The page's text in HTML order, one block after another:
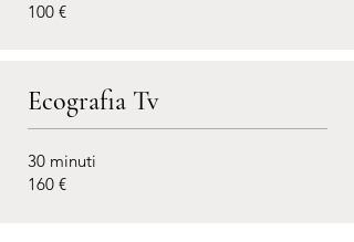
100 €
Ecografia Tv
30 minuti
160 €